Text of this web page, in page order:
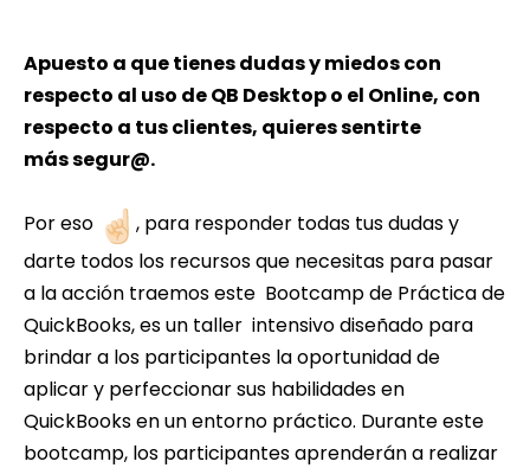
Apuesto a que tienes dudas y miedos con
respecto al uso de QB Desktop o el Online, con
respecto a tus clientes, quieres sentirte
más segur@.
Por eso
, para responder todas tus dudas y
darte todos los recursos que necesitas para pasar
a la acción traemos este Bootcamp de Práctica de
QuickBooks, es un taller intensivo diseñado para
brindar a los participantes la oportunidad de
aplicar y perfeccionar sus habilidades en
QuickBooks en un entorno práctico. Durante este
bootcamp, los participantes aprenderán a realizar